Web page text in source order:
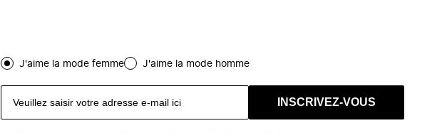
J'aime la mode femme J'aime la mode homme
INSCRIVEZ-VOUS